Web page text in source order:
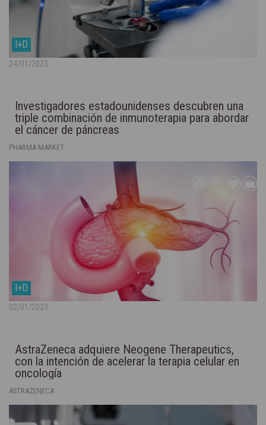
I+D
24/01/2023
Investigadores estadounidenses descubren una
triple combinación de inmunoterapia para abordar
el cáncer de páncreas
PHARMA MARKET
I+D
02/01/2023
AstraZeneca adquiere Neogene Therapeutics,
con la intención de acelerar la terapia celular en
oncología
ASTRAZENECA